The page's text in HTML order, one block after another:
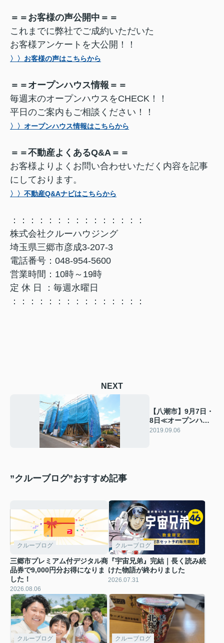
＝＝お客様の声公開中＝＝
これまでに弊社でご成約いただいた
お客様アンケートを大公開！！
〉〉お客様の声はこちらから
＝＝オープンハウス情報＝＝
毎週末のオープンハウスをCHECK！！
平日のご案内もご相談ください！！
〉〉オープンハウス情報はこちらから
＝＝不動産よくあるQ&A＝＝
お客様よりよくお問い合わせいただく内容を記事
にしております。
〉〉不動産Q&Aナビはこちらから
：：：：：：：：：：：：：：：
株式会社クルーハウジング
埼玉県三郷市彦成3-207-3
電話番号：048-954-5600
営業時間：10時～19時
定 休 日 ：毎週水曜日
：：：：：：：：：：：：：：：
NEXT
【八潮市】9月7日・
8日≪オープンハウ
スはこちら≫
2019.09.06
”クルーブログ”おすすめ記事
クルーブログ
三郷市プレミアム付デジタル商
品券で9,000円分お得になりま
した！
2026.08.06
クルーブログ
『宇宙兄弟』完結｜長く読み続
けた物語が終わりました
2026.07.31
クルーブログ クルーブログ